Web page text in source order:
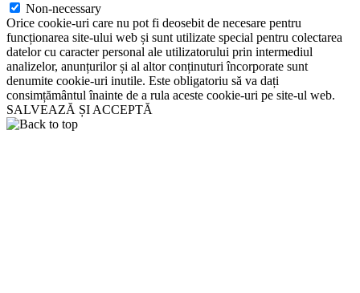
Non-necessary
Orice cookie-uri care nu pot fi deosebit de necesare pentru
funcționarea site-ului web și sunt utilizate special pentru colectarea
datelor cu caracter personal ale utilizatorului prin intermediul
analizelor, anunțurilor și al altor conținuturi încorporate sunt
denumite cookie-uri inutile. Este obligatoriu să va dați
consimțământul înainte de a rula aceste cookie-uri pe site-ul web.
SALVEAZĂ ȘI ACCEPTĂ